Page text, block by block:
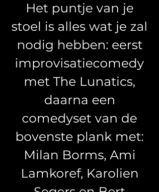
Het puntje van je
stoel is alles wat je zal
nodig hebben: eerst
improvisatiecomedy
met The Lunatics,
daarna een
comedyset van de
bovenste plank met:
Milan Borms, Ami
Lamkoref, Karolien